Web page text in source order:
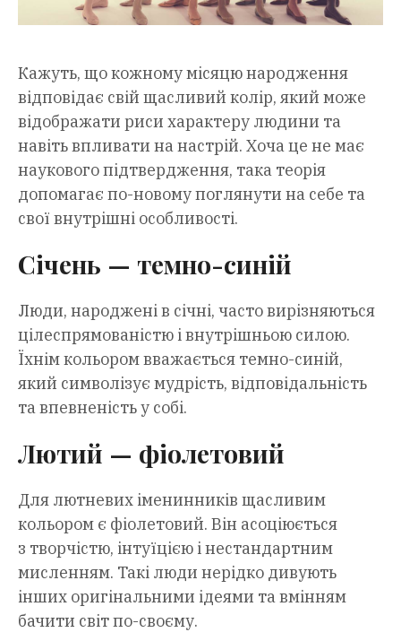
Кажуть, що кожному місяцю народження
відповідає свій щасливий колір, який може
відображати риси характеру людини та
навіть впливати на настрій. Хоча це не має
наукового підтвердження, така теорія
допомагає по-новому поглянути на себе та
свої внутрішні особливості.
Січень — темно-синій
Люди, народжені в січні, часто вирізняються
цілеспрямованістю і внутрішньою силою.
Їхнім кольором вважається темно-синій,
який символізує мудрість, відповідальність
та впевненість у собі.
Лютий — фіолетовий
Для лютневих іменинників щасливим
кольором є фіолетовий. Він асоціюється
з творчістю, інтуїцією і нестандартним
мисленням. Такі люди нерідко дивують
інших оригінальними ідеями та вмінням
бачити світ по-своєму.